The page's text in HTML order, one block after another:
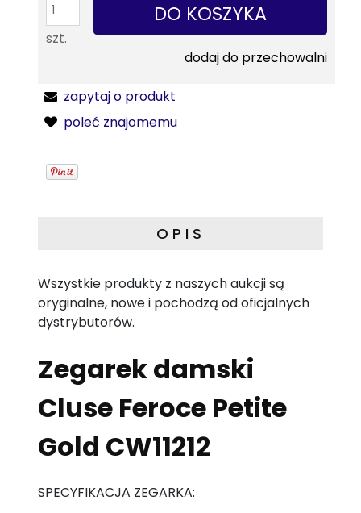
szt.
DO KOSZYKA
dodaj do przechowalni
zapytaj o produkt
poleć znajomemu
OPIS
Wszystkie produkty z naszych aukcji są
oryginalne, nowe i pochodzą od oficjalnych
dystrybutorów.
Zegarek damski
Cluse Feroce Petite
Gold CW11212
SPECYFIKACJA ZEGARKA: